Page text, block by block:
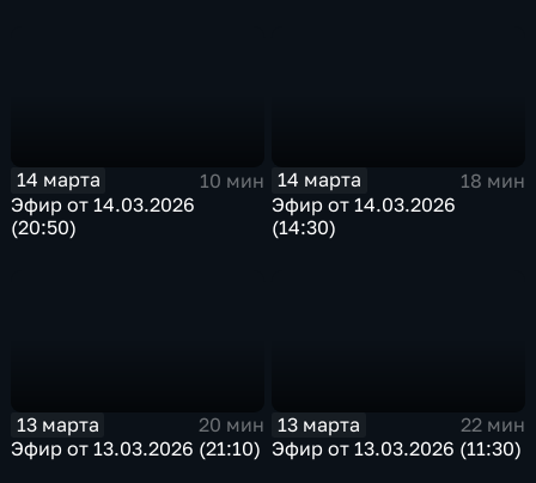
14 марта
10 мин
Эфир от 14.03.2026
(20:50)
14 марта
18 мин
Эфир от 14.03.2026
(14:30)
13 марта
20 мин
Эфир от 13.03.2026 (21:10)
13 марта
22 мин
Эфир от 13.03.2026 (11:30)